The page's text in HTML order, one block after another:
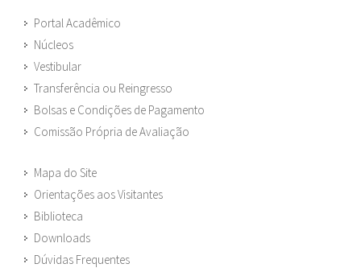
Portal Acadêmico
Núcleos
Vestibular
Transferência ou Reingresso
Bolsas e Condições de Pagamento
Comissão Própria de Avaliação
Mapa do Site
Orientações aos Visitantes
Biblioteca
Downloads
Dúvidas Frequentes